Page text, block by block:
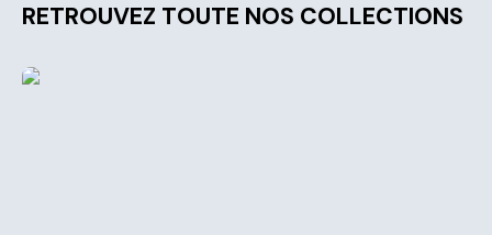
RETROUVEZ TOUTE NOS COLLECTIONS